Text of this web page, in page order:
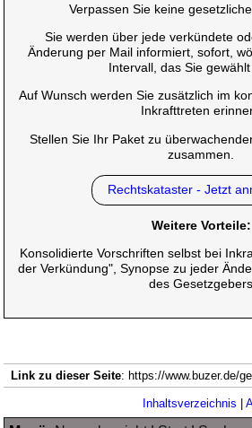
Verpassen Sie keine
Sie werden über jede verkündete
Änderung per Mail informiert, sofort,
Intervall, das Sie gewählt
Auf Wunsch werden Sie zusätzlich im
Inkrafttreten
Stellen Sie Ihr Paket zu
zusammen.
Rechtskataster - Jetzt
Weitere Vorteile:
Konsolidierte Vorschriften selbst bei
der Verkündung", Synopse zu jeder
des Gesetzgebers
Link zu dieser Seite: https://www.buzer.de/
Inhaltsverzeichnis